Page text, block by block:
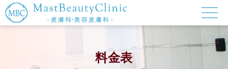
料金表